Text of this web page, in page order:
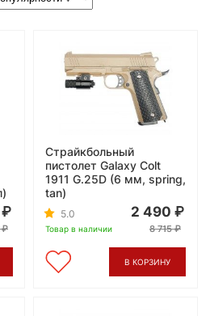
Страйкбольный
пистолет Galaxy Colt
1911 G.25D (6 мм, spring,
tan)
5.0
Товар в наличии
2 490
8 715
В КОРЗИНУ